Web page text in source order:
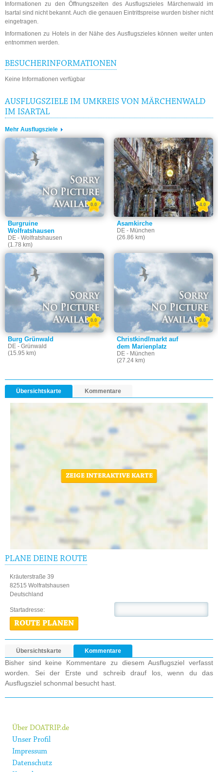
Informationen zu den Öffnungszeiten des Ausflugszieles Märchenwald im
Isartal sind nicht bekannt. Auch die genauen Eintrittspreise wurden bisher nicht
eingetragen.
Informationen zu Hotels in der Nähe des Ausflugszieles können weiter unten
entnommen werden.
BESUCHERINFORMATIONEN
Keine Informationen verfügbar
AUSFLUGSZIELE IM UMKREIS VON MÄRCHENWALD
IM ISARTAL
Mehr Ausflugsziele
Burgruine
Wolfratshausen
DE - Wolfratshausen
(1.78 km)
0.0
Asamkirche
DE - München
(26.86 km)
4.0
Burg Grünwald
DE - Grünwald
(15.95 km)
0.0
Christkindlmarkt auf
dem Marienplatz
DE - München
(27.24 km)
0.0
Übersichtskarte Kommentare
ZEIGE INTERAKTIVE KARTE
PLANE DEINE ROUTE
Kräuterstraße 39
82515 Wolfratshausen
Deutschland
Startadresse:
ROUTE PLANEN
Übersichtskarte Kommentare
Bisher sind keine Kommentare zu diesem Ausflugsziel verfasst
worden. Sei der Erste und schreib drauf los, wenn du das
Ausflugsziel schonmal besucht hast.
Über DOATRIP.de
Unser Profil
Impressum
Datenschutz